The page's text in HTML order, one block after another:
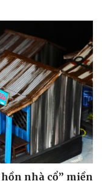
nghệ
đổi số
hồn nhà cổ” miền